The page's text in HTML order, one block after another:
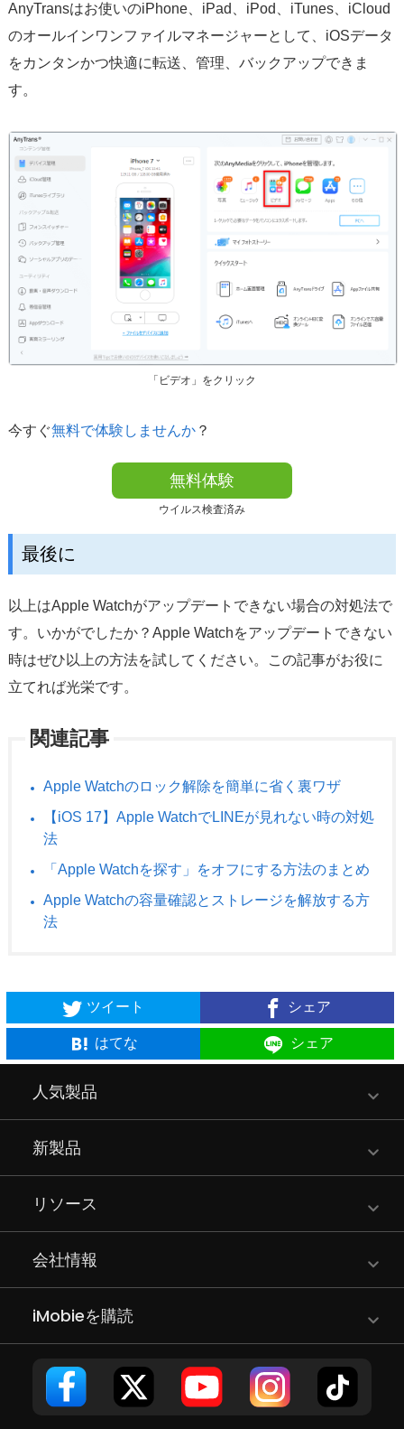
AnyTransはお使いのiPhone、iPad、iPod、iTunes、iCloud
のオールインワンファイルマネージャーとして、iOSデータ
をカンタンかつ快適に転送、管理、バックアップできま
す。
「ビデオ」をクリック
今すぐ無料で体験しませんか？
無料体験
ウイルス検査済み
最後に
以上はApple Watchがアップデートできない場合の対処法で
す。いかがでしたか？Apple Watchをアップデートできない
時はぜひ以上の方法を試してください。この記事がお役に
立てれば光栄です。
関連記事
Apple Watchのロック解除を簡単に省く裏ワザ
【iOS 17】Apple WatchでLINEが見れない時の対処
法
「Apple Watchを探す」をオフにする方法のまとめ
Apple Watchの容量確認とストレージを解放する方
法
ツイート シェア
はてな シェア
人気製品
新製品
リソース
会社情報
iMobieを購読